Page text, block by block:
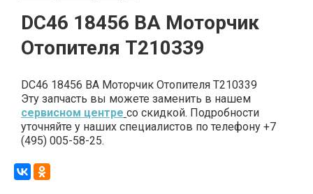
DC46 18456 BA Моторчик
Отопителя T210339
DC46 18456 BA Моторчик Отопителя T210339
Эту запчасть вы можете заменить в нашем
сервисном центре со скидкой. Подробности
уточняйте у наших специалистов по телефону +7
(495) 005-58-25.